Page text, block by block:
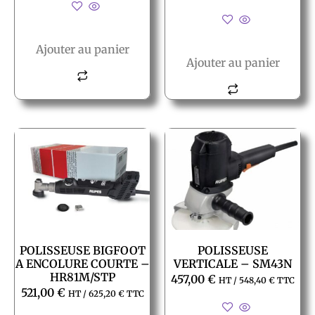
Ajouter au panier
Ajouter au panier
POLISSEUSE BIGFOOT
A ENCOLURE COURTE –
HR81M/STP
521,00 € HT / 625,20 €TTC
POLISSEUSE
VERTICALE – SM43N
457,00 € HT / 548,40 € TTC